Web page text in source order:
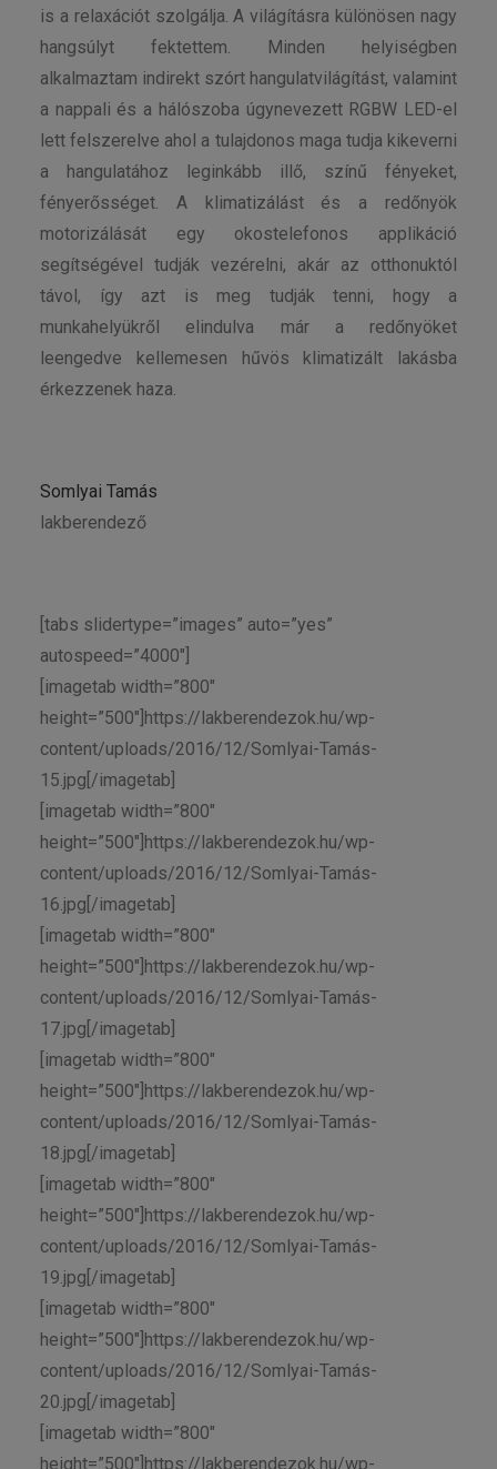
is a relaxációt szolgálja. A világításra különösen nagy
hangsúlyt fektettem. Minden helyiségben
alkalmaztam indirekt szórt hangulatvilágítást, valamint
a nappali és a hálószoba úgynevezett RGBW LED-el
lett felszerelve ahol a tulajdonos maga tudja kikeverni
a hangulatához leginkább illő, színű fényeket,
fényerősséget. A klimatizálást és a redőnyök
motorizálását egy okostelefonos applikáció
segítségével tudják vezérelni, akár az otthonuktól
távol, így azt is meg tudják tenni, hogy a
munkahelyükről elindulva már a redőnyöket
leengedve kellemesen hűvös klimatizált lakásba
érkezzenek haza.
Somlyai Tamás
lakberendező
[tabs slidertype=”images” auto=”yes”
autospeed=”4000″]
[imagetab width=”800″
height=”500″]https://lakberendezok.hu/wp-
content/uploads/2016/12/Somlyai-Tamás-
15.jpg[/imagetab]
[imagetab width=”800″
height=”500″]https://lakberendezok.hu/wp-
content/uploads/2016/12/Somlyai-Tamás-
16.jpg[/imagetab]
[imagetab width=”800″
height=”500″]https://lakberendezok.hu/wp-
content/uploads/2016/12/Somlyai-Tamás-
17.jpg[/imagetab]
[imagetab width=”800″
height=”500″]https://lakberendezok.hu/wp-
content/uploads/2016/12/Somlyai-Tamás-
18.jpg[/imagetab]
[imagetab width=”800″
height=”500″]https://lakberendezok.hu/wp-
content/uploads/2016/12/Somlyai-Tamás-
19.jpg[/imagetab]
[imagetab width=”800″
height=”500″]https://lakberendezok.hu/wp-
content/uploads/2016/12/Somlyai-Tamás-
20.jpg[/imagetab]
[imagetab width=”800″
height=”500″]https://lakberendezok.hu/wp-